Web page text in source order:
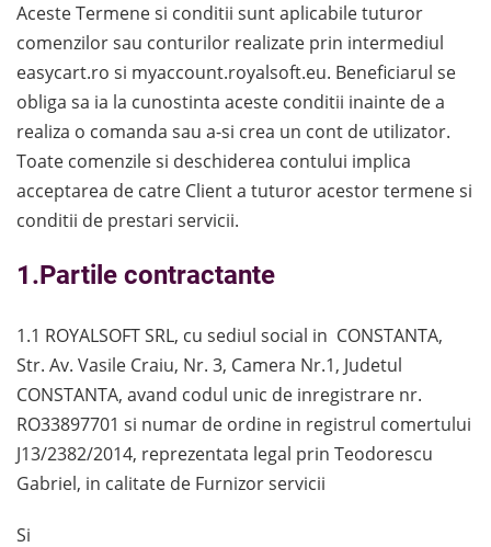
Aceste Termene si conditii sunt aplicabile tuturor
comenzilor sau conturilor realizate prin intermediul
easycart.ro si myaccount.royalsoft.eu. Beneficiarul se
obliga sa ia la cunostinta aceste conditii inainte de a
realiza o comanda sau a-si crea un cont de utilizator.
Toate comenzile si deschiderea contului implica
acceptarea de catre Client a tuturor acestor termene si
conditii de prestari servicii.
1.Partile contractante
1.1 ROYALSOFT SRL, cu sediul social in CONSTANTA,
Str. Av. Vasile Craiu, Nr. 3, Camera Nr.1, Judetul
CONSTANTA, avand codul unic de inregistrare nr.
RO33897701 si numar de ordine in registrul comertului
J13/2382/2014, reprezentata legal prin Teodorescu
Gabriel, in calitate de Furnizor servicii
Si